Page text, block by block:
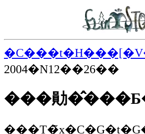
2004�N12��26��
���勛